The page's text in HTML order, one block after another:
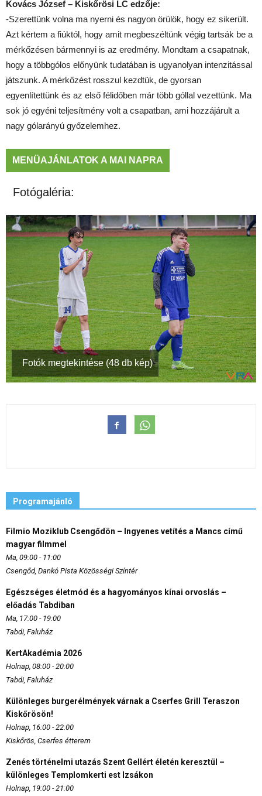
Kovács József – Kiskőrösi LC edzője:
-Szerettünk volna ma nyerni és nagyon örülök, hogy ez sikerült.
Azt kértem a fiúktól, hogy amit megbeszéltünk végig tartsák be a
mérkőzésen bármennyi is az eredmény. Mondtam a csapatnak,
hogy a többgólos előnyünk tudatában is ugyanolyan intenzitással
játszunk. A mérkőzést rosszul kezdtük, de gyorsan
egyenlítettünk és az első félidőben már több góllal vezettünk. Ma
sok jó egyéni teljesítmény volt a csapatban, ami hozzájárult a
nagy gólarányú győzelemhez.
MENÜAJÁNLATOK A MAI NAPRA
Fotógaléria:
Fotók megtekintése (48 db kép)
Programajánló
Filmio Moziklub Csengődön – Ingyenes vetítés a Mancs című
magyar filmmel
Ma, 09:00 - 11:00
Csengőd, Dankó Pista Közösségi Színtér
Egészséges életmód és a hagyományos kínai orvoslás –
előadás Tabdiban
Ma, 17:00 - 19:00
Tabdi, Faluház
KertAkadémia 2026
Holnap, 08:00 - 20:00
Tabdi, Faluház
Különleges burgerélmények várnak a Cserfes Grill Teraszon
Kiskőrösön!
Holnap, 16:00 - 22:00
Kiskőrös, Cserfes étterem
Zenés történelmi utazás Szent Gellért életén keresztül –
különleges Templomkerti est Izsákon
Holnap, 19:00 - 21:00